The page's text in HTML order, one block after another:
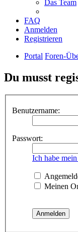
Das Team
FAQ
Anmelden
Registrieren
Portal Foren-
Du musst
Benutzername:
Passwort:
Ich habe
Meinen